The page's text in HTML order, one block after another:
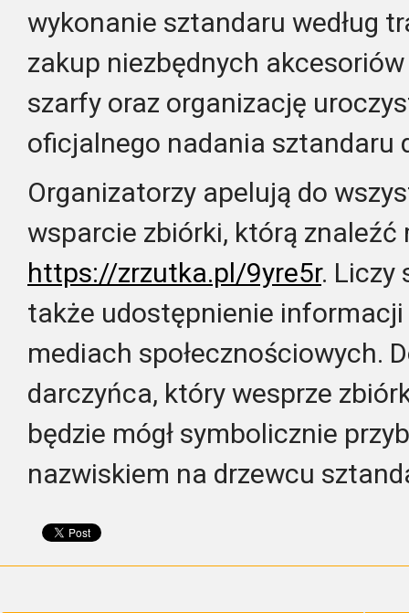
wykonanie sztandaru według
zakup niezbędnych
szarfy oraz organizację
oficjalnego nadania sztandaru
Organizatorzy apelują do
wsparcie zbiórki, którą znaleźć
https://zrzutka.pl/9yre5r. Liczy
także udostępnienie
mediach społecznościowych.
darczyńca, który wesprze
będzie mógł symbolicznie
nazwiskiem na drzewcu